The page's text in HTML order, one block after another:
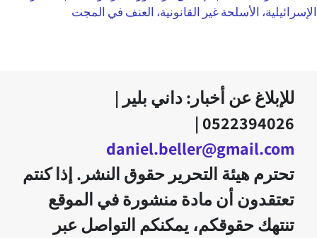
الإسرائيلية، الأسلحة غير القانونية، العنف في المجت
للإبلاغ عن أخبار: داني بلير |
0522394026 |
daniel.beller@gmail.com
تحترم هيئة التحرير حقوق النشر. إذا كنتم
تعتقدون أن مادة منشورة في الموقع
تنتهك حقوقكم، يمكنكم التواصل عبر